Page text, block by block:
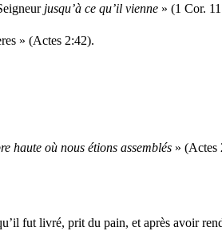
jusqu’à ce qu’il vienne » (1 Cor.
» (Actes 2:42).
haute où nous étions assemblés » (Actes
fut livré, prit du pain, et après avoir